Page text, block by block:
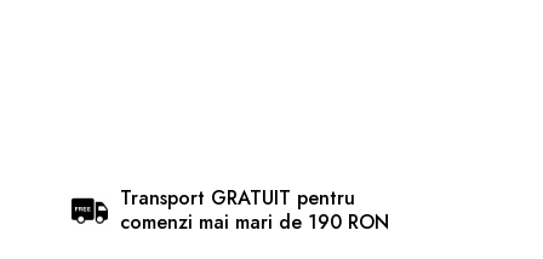
Transport GRATUIT pentru
comenzi mai mari de 190 RON